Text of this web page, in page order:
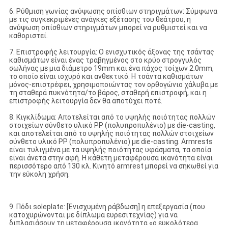
6. Ρύθμιση γωνίας ανύψωσης οπίσθιων στηριγμάτων: Σύμφωνα
με τις συγκεκριμένες ανάγκες εξέτασης του θεάτρου, η
ανύψωση οπίσθιων στηριγμάτων μπορεί να ρυθμιστεί και να
καθοριστεί.
7. Επιστροφής λειτουργία: Ο ενισχυτικός άξονας της τσάντας
καθισμάτων είναι ένας τραβηγμένος στο κρύο στρογγυλός
σωλήνας με μια διάμετρο 19mm και ένα πάχος τοίχων 2.0mm,
το οποίο είναι ισχυρό και ανθεκτικό. Η τσάντα καθισμάτων
μόνος-επιστρέφει, χρησιμοποιώντας τον ορθογώνιο χάλυβα με
τη σταθερά πυκνότητα/το βάρος, σταθερή επιστροφή, και η
επιστροφής λειτουργία δεν θα αποτύχει ποτέ.
8. Κιγκλίδωμα: Αποτελείται από το υψηλής ποιότητας πολλών
στοιχείων σύνθετο υλικό PP (πολυπροπυλένιο) με die-casting,
και αποτελείται από το υψηλής ποιότητας πολλών στοιχείων
σύνθετο υλικό PP (πολυπροπυλένιο) με die-casting. Armrests
είναι τυλιγμένα με τα υψηλής ποιότητας υφάσματα, τα οποία
είναι άνετα στην αφή. Η κάθετη μεταφέρουσα ικανότητα είναι
περισσότερο από 130 κλ. Κινητό armrest μπορεί να σηκωθεί για
την εύκολη χρήση.
9. Πόδι soleplate: [Ενισχυμένη ράβδωση] η επεξεργασία (που
κατοχυρώνονται με δίπλωμα ευρεσιτεχνίας) για να
διπλασιάσουν τη μεταφέρουσα ικανότητα «ο ευκολότερα